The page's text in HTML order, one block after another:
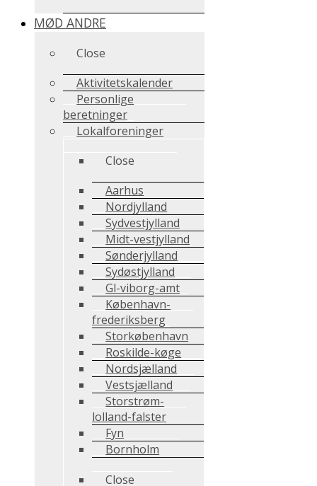
MØD ANDRE
Close
Aktivitetskalender
Personlige
beretninger
Lokalforeninger
Close
Aarhus
Nordjylland
Sydvestjylland
Midt-vestjylland
Sønderjylland
Sydøstjylland
Gl-viborg-amt
København-
frederiksberg
Storkøbenhavn
Roskilde-køge
Nordsjælland
Vestsjælland
Storstrøm-
lolland-falster
Fyn
Bornholm
Close